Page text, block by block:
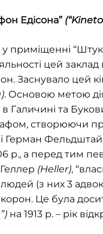
Едісона”
у приміщенні
цей
Заснувало цей
. Основою метою
в Галичині та
створюючи
Герман
р., a перед тим
(Heller),
(з них 3
корон. Це була
на 1913 р. – рік